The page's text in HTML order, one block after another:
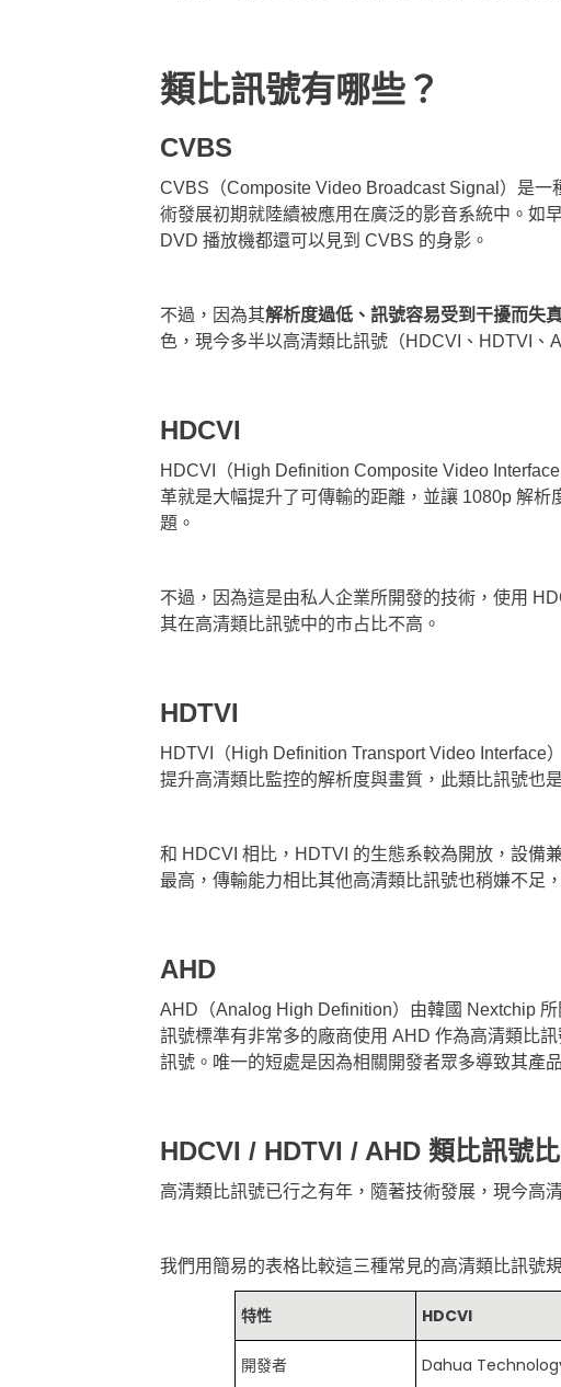
類比訊號有哪些？
CVBS
CVBS（Composite Video Broadcast Signal）是
術發展初期就陸續被應用在廣泛的影音系統中。如
DVD 播放機都還可以見到 CVBS 的身影。
不過，因為其解析度過低、訊號容易受到干擾而失
色，現今多半以高清類比訊號（HDCVI、HDTVI、
HDCVI
HDCVI（High Definition Composite Video
革就是大幅提升了可傳輸的距離，並讓 1080p 解
題。
不過，因為這是由私人企業所開發的技術，使用
其在高清類比訊號中的市占比不高。
HDTVI
HDTVI（High Definition Transport Video Interface
提升高清類比監控的解析度與畫質，此類比訊號也
和 HDCVI 相比，HDTVI 的生態系較為開放，設備
最高，傳輸能力相比其他高清類比訊號也稍嫌不足
AHD
AHD（Analog High Definition）由韓國 Nextchip
訊號標準有非常多的廠商使用 AHD 作為高清類比
訊號。唯一的短處是因為相關開發者眾多導致其產
HDCVI / HDTVI / AHD 類比訊號
高清類比訊號已行之有年，隨著技術發展，現今高
我們用簡易的表格比較這三種常見的高清類比訊號
特性 HDCVI
開發者 Dahua